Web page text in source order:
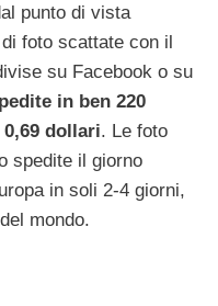
punto di vista
foto scattate con il
su Facebook o su
in ben 220
dollari. Le foto
spedite il giorno
in soli 2-4 giorni,
mondo.